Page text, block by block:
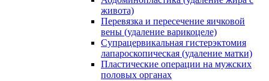
живота)
Перевязка и пересечение яичковой
вены (удаление варикоцеле)
Супрацервикальная гистерэктомия
лапароскопическая (удаление матки)
Пластические операции на мужских
половых органах